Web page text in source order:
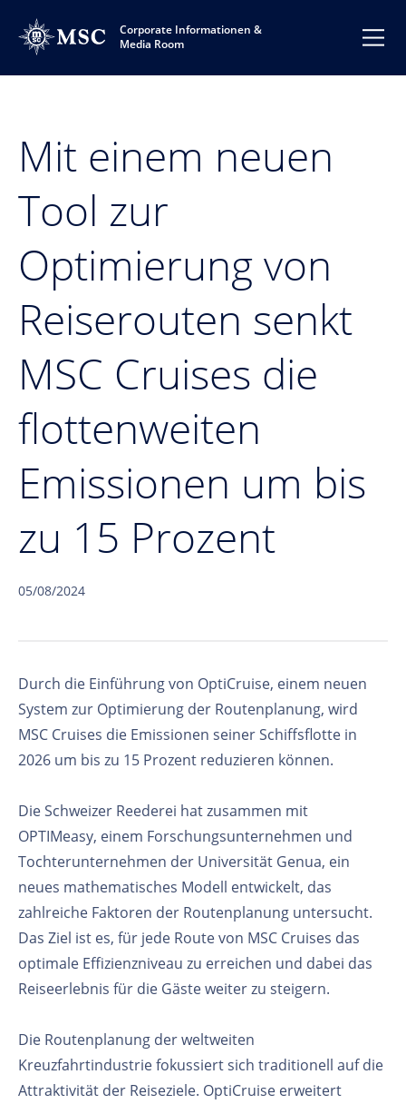
Corporate Informationen &
Media Room
Mit einem neuen
Tool zur
Optimierung von
Reiserouten senkt
MSC Cruises die
flottenweiten
Emissionen um bis
zu 15 Prozent
05/08/2024
Durch die Einführung von OptiCruise, einem neuen
System zur Optimierung der Routenplanung, wird
MSC Cruises die Emissionen seiner Schiffsflotte in
2026 um bis zu 15 Prozent reduzieren können.
Die Schweizer Reederei hat zusammen mit
OPTIMeasy, einem Forschungsunternehmen und
Tochterunternehmen der Universität Genua, ein
neues mathematisches Modell entwickelt, das
zahlreiche Faktoren der Routenplanung untersucht.
Das Ziel ist es, für jede Route von MSC Cruises das
optimale Effizienzniveau zu erreichen und dabei das
Reiseerlebnis für die Gäste weiter zu steigern.
Die Routenplanung der weltweiten
Kreuzfahrtindustrie fokussiert sich traditionell auf die
Attraktivität der Reiseziele. OptiCruise erweitert